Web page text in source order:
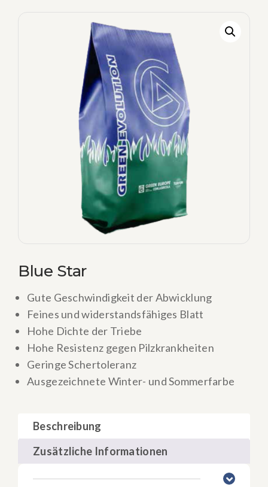
Blue Star
Gute Geschwindigkeit der Abwicklung
Feines und widerstandsfähiges Blatt
Hohe Dichte der Triebe
Hohe Resistenz gegen Pilzkrankheiten
Geringe Schertoleranz
Ausgezeichnete Winter- und Sommerfarbe
Beschreibung
Zusätzliche Informationen